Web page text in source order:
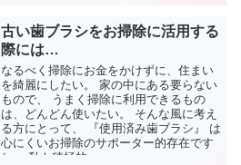
古い歯ブラシをお掃除に活用する
際には…
なるべく掃除にお金をかけずに、住まい
を綺麗にしたい。 家の中にある要らない
もので、 うまく掃除に利用できるもの
は、どんどん使いたい。 そんな風に考え
る方にとって、 『使用済み歯ブラシ』 は
心にくいお掃除のサポーター的存在です
ね。 私も積極的...